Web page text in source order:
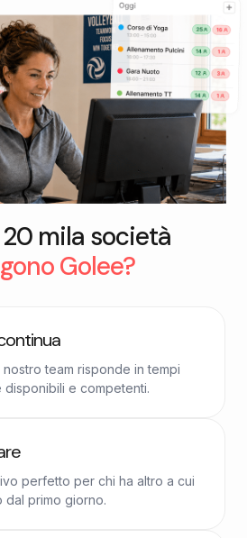
mila società
Golee?
nostro team risponde in tempi
e competenti.
perfetto per chi ha altro a cui
dal primo giorno.